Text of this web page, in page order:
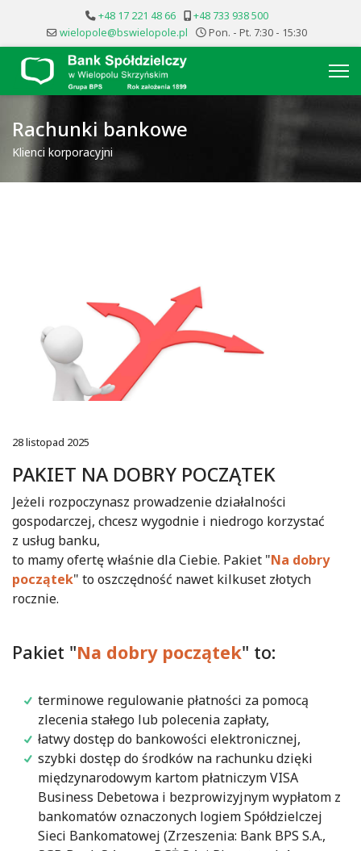
+48 17 221 48 66
+48 733 938 500
wielopole@bswielopole.pl
Pon. - Pt. 7:30 - 15:30
Rachunki bankowe
Klienci korporacyjni
28 listopad 2025
PAKIET NA DOBRY POCZĄTEK
Jeżeli rozpoczynasz prowadzenie działalności
gospodarczej, chcesz wygodnie i niedrogo korzystać
z usług banku,
to mamy ofertę właśnie dla Ciebie. Pakiet "Na dobry
początek" to oszczędność nawet kilkuset złotych
rocznie.
Pakiet "Na dobry początek" to:
terminowe regulowanie płatności za pomocą
zlecenia stałego lub polecenia zapłaty,
łatwy dostęp do bankowości elektronicznej,
szybki dostęp do środków na rachunku dzięki
międzynarodowym kartom płatniczym VISA
Business Debetowa i bezprowizyjnym wypłatom z
bankomatów oznaczonych logiem Spółdzielczej
Sieci Bankomatowej (Zrzeszenia: Bank BPS S.A.,